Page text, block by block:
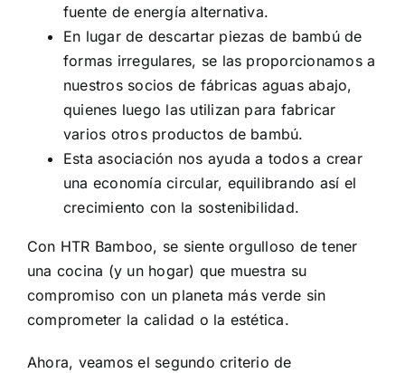
fuente de energía alternativa.
En lugar de descartar piezas de bambú de
formas irregulares, se las proporcionamos a
nuestros socios de fábricas aguas abajo,
quienes luego las utilizan para fabricar
varios otros productos de bambú.
Esta asociación nos ayuda a todos a crear
una economía circular, equilibrando así el
crecimiento con la sostenibilidad.
Con HTR Bamboo, se siente orgulloso de tener
una cocina (y un hogar) que muestra su
compromiso con un planeta más verde sin
comprometer la calidad o la estética.
Ahora, veamos el segundo criterio de